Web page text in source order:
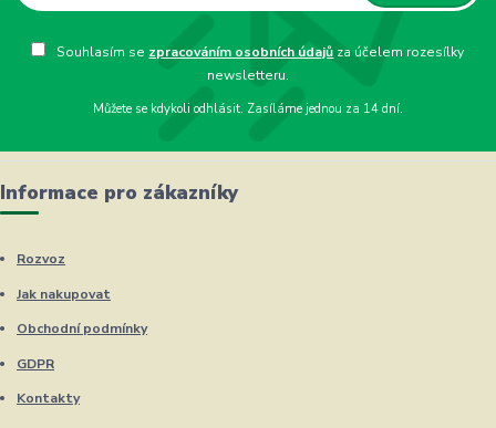
Souhlasím se zpracováním osobních údajů za účelem rozesílky
newsletteru.
Můžete se kdykoli odhlásit. Zasíláme jednou za 14 dní.
Informace pro zákazníky
Rozvoz
Jak nakupovat
Obchodní podmínky
GDPR
Kontakty